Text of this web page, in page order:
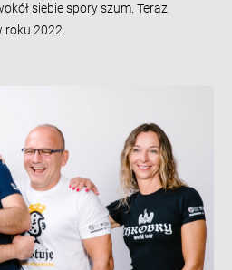
siebie spory szum. Teraz
roku 2022.